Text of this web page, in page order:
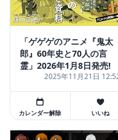
「ゲゲゲのアニメ『鬼太
郎』60年史と70人の言
霊」2026年1月8日発売!
2025年11月21日
カレンダー解除 いいね